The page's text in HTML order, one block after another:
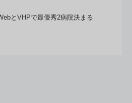
とVHPで最優秀2病院決まる